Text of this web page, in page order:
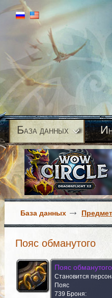
База данных И
База данных
Пояс обманутого
Пояс обманутого
Становится
Пояс
739 Броня: